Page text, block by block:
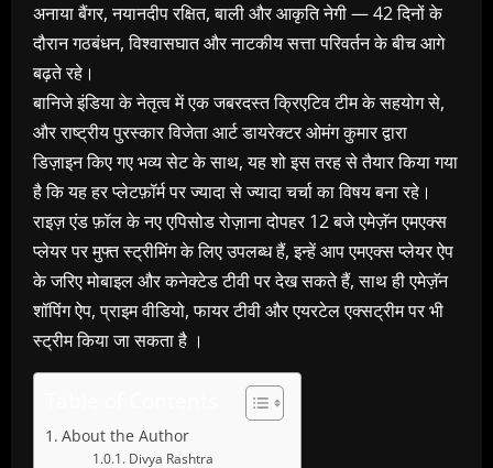
अनाया बैंगर, नयानदीप रक्षित, बाली और आकृति नेगी — 42 दिनों के
दौरान गठबंधन, विश्वासघात और नाटकीय सत्ता परिवर्तन के बीच आगे
बढ़ते रहे।
बानिजे इंडिया के नेतृत्व में एक जबरदस्त क्रिएटिव टीम के सहयोग से,
और राष्ट्रीय पुरस्कार विजेता आर्ट डायरेक्टर ओमंग कुमार द्वारा
डिज़ाइन किए गए भव्य सेट के साथ, यह शो इस तरह से तैयार किया गया
है कि यह हर प्लेटफ़ॉर्म पर ज्यादा से ज्यादा चर्चा का विषय बना रहे।
राइज़ एंड फ़ॉल के नए एपिसोड रोज़ाना दोपहर 12 बजे एमेज़ॅन एमएक्स
प्लेयर पर मुफ्त स्ट्रीमिंग के लिए उपलब्ध हैं, इन्हें आप एमएक्स प्लेयर ऐप
के जरिए मोबाइल और कनेक्टेड टीवी पर देख सकते हैं, साथ ही एमेज़ॅन
शॉपिंग ऐप, प्राइम वीडियो, फायर टीवी और एयरटेल एक्सट्रीम पर भी
स्ट्रीम किया जा सकता है ।
About the Author
Divya Rashtra